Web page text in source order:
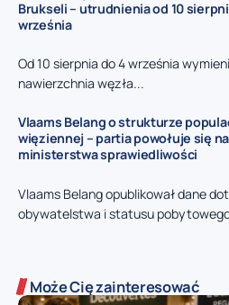
Brukseli – utrudnienia od 10
września
Od 10 sierpnia do 4 września
nawierzchnia węzła...
Vlaams Belang o strukturze
więziennej – partia powołuje się
ministerstwa sprawiedliwości
Vlaams Belang opublikował dane
obywatelstwa i statusu
Może Cię zainteresować